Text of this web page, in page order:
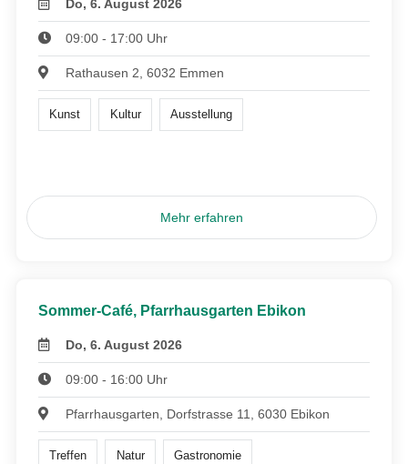
Do, 6. August 2026
09:00 - 17:00 Uhr
Rathausen 2, 6032 Emmen
Kunst Kultur Ausstellung
Mehr erfahren
Sommer-Café, Pfarrhausgarten Ebikon
Do, 6. August 2026
09:00 - 16:00 Uhr
Pfarrhausgarten, Dorfstrasse 11, 6030 Ebikon
Treffen Natur Gastronomie